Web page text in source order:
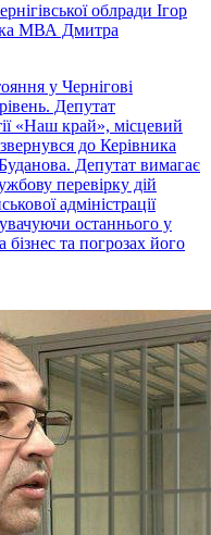
облради Ігор
МВА Дмитра
у Чернігові
Депутат
«Наш край», місцевий
до Керівника
Депутат вимагає
перевірку дій
адміністрації
останнього у
бізнес та погрозах його